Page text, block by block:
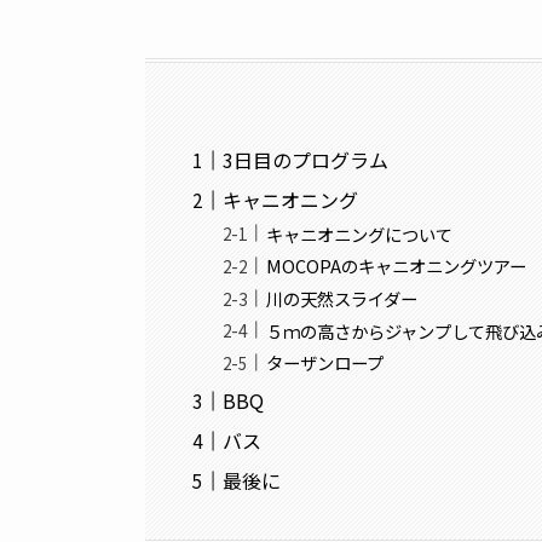
3日目のプログラム
キャニオニング
キャニオニングについて
MOCOPAのキャニオニングツアー
川の天然スライダー
５ｍの高さからジャンプして飛び込
ターザンロープ
BBQ
バス
最後に